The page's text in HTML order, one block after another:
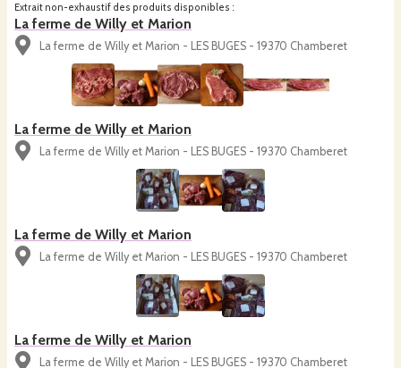
Extrait non-exhaustif des produits disponibles :
La ferme de Willy et Marion
La ferme de Willy et Marion - LES BUGES - 19370 Chamberet
La ferme de Willy et Marion
La ferme de Willy et Marion - LES BUGES - 19370 Chamberet
La ferme de Willy et Marion
La ferme de Willy et Marion - LES BUGES - 19370 Chamberet
La ferme de Willy et Marion
La ferme de Willy et Marion - LES BUGES - 19370 Chamberet